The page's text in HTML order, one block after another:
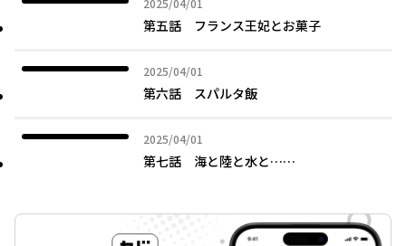
2025/04/01
第五話 フランス王妃とお菓子
2025/04/01
2025年04月01日
第六話 スパルタ飯
2025/04/01
2025年04月01日
第七話 海と陸と水と……